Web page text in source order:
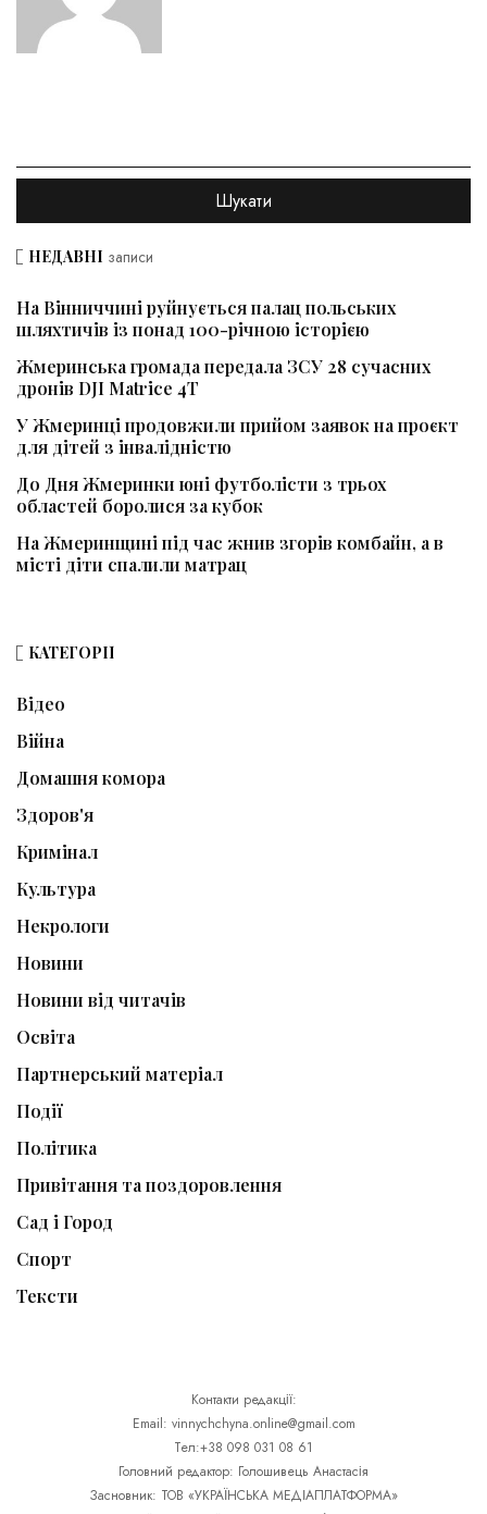
НЕДАВНІ записи
На Вінниччині руйнується палац польських
шляхтичів із понад 100-річною історією
Жмеринська громада передала ЗСУ 28 сучасних
дронів DJI Matrice 4T
У Жмеринці продовжили прийом заявок на проєкт
для дітей з інвалідністю
До Дня Жмеринки юні футболісти з трьох
областей боролися за кубок
На Жмеринщині під час жнив згорів комбайн, а в
місті діти спалили матрац
КАТЕГОРІЇ
Відео
Війна
Домашня комора
Здоров'я
Кримінал
Культура
Некрологи
Новини
Новини від читачів
Освіта
Партнерський матеріал
Події
Політика
Привітання та поздоровлення
Сад і Город
Спорт
Тексти
Контакти редакції:
Email: vinnychchyna.online@gmail.com
Тел:+38 098 031 08 61
Головний редактор: Голошивець Анастасія
Засновник: ТОВ «УКРАЇНСЬКА МЕДІАПЛАТФОРМА»